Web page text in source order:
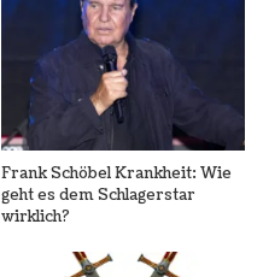
Frank Schöbel Krankheit: Wie
geht es dem Schlagerstar
wirklich?